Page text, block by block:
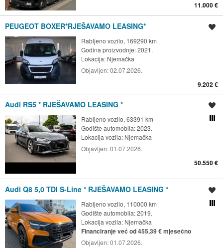
11.000 €
PEUGEOT BOXER*RJEŠAVAMO LEASING*
Rabljeno vozilo, 169290 km
Godina proizvodnje: 2021.
Lokacija: Njemačka
Objavljen:02.07.2026.
9.202 €
Audi RS5 * RJEŠAVAMO LEASING *
Rabljeno vozilo, 63391 km
Godište automobila: 2023.
Lokacija vozila: Njemačka
Objavljen:01.07.2026.
50.550 €
Audi Q8 5,0 TDI S-Line * RJEŠAVAMO LEASING *
Rabljeno vozilo, 110000 km
Godište automobila: 2019.
Lokacija vozila: Njemačka
Financiranje već od 455,39 € mjesečno
Objavljen:01.07.2026.